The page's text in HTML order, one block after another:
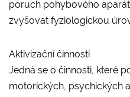
poruch pohybového
zvyšovat fyziologickou
Aktivizační činnosti
Jedná se o činnosti, které
motorických, psychických